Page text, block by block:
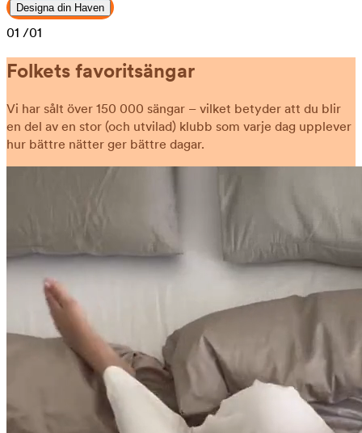
Designa din Haven
01 /01
Folkets favoritsängar
Vi har sålt över 150 000 sängar – vilket betyder att du blir
en del av en stor (och utvilad) klubb som varje dag upplever
hur bättre nätter ger bättre dagar.